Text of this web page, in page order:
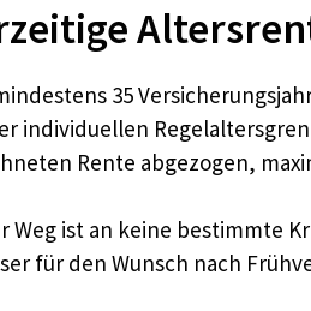
35
individuellen
Rente abgezogen,
Weg ist an keine bestimmte
für den Wunsch nach